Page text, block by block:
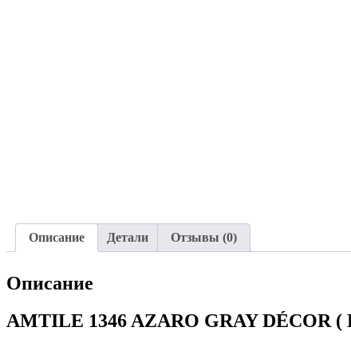
Описание Детали Отзывы (0)
Описание
AMTILE 1346 AZARO GRAY DÉCOR (